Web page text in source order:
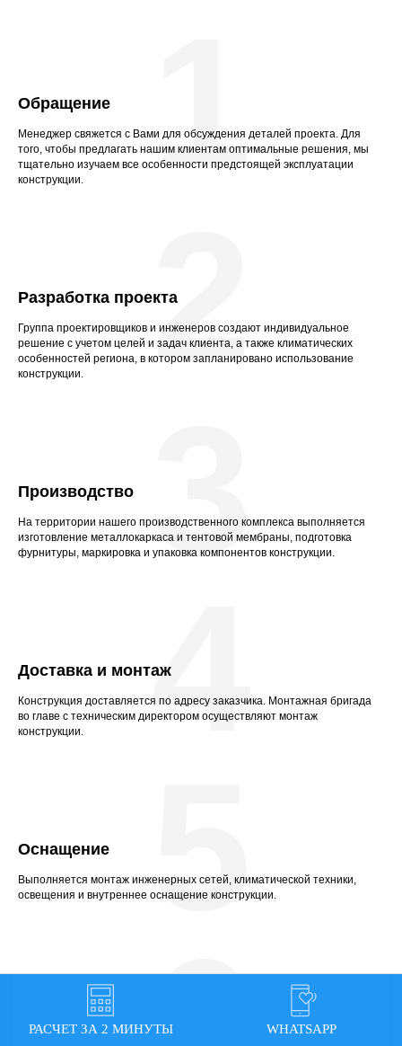
РАСЧЕТ ЗА 2 МИНУТЫ WHATSAPP
Обращение
Менеджер свяжется с Вами для обсуждения деталей проекта. Для
того, чтобы предлагать нашим клиентам оптимальные решения, мы
тщательно изучаем все особенности предстоящей эксплуатации
конструкции.
1
Разработка проекта
Группа проектировщиков и инженеров создают индивидуальное
решение с учетом целей и задач клиента, а также климатических
особенностей региона, в котором запланировано использование
конструкции.
2
Производство
На территории нашего производственного комплекса выполняется
изготовление металлокаркаса и тентовой мембраны, подготовка
фурнитуры, маркировка и упаковка компонентов конструкции.
3
Доставка и монтаж
Конструкция доставляется по адресу заказчика. Монтажная бригада
во главе с техническим директором осуществляют монтаж
конструкции.
4
Оснащение
Выполняется монтаж инженерных сетей, климатической техники,
освещения и внутреннее оснащение конструкции.
5
Обслуживание